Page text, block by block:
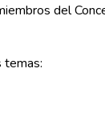
del
temas: